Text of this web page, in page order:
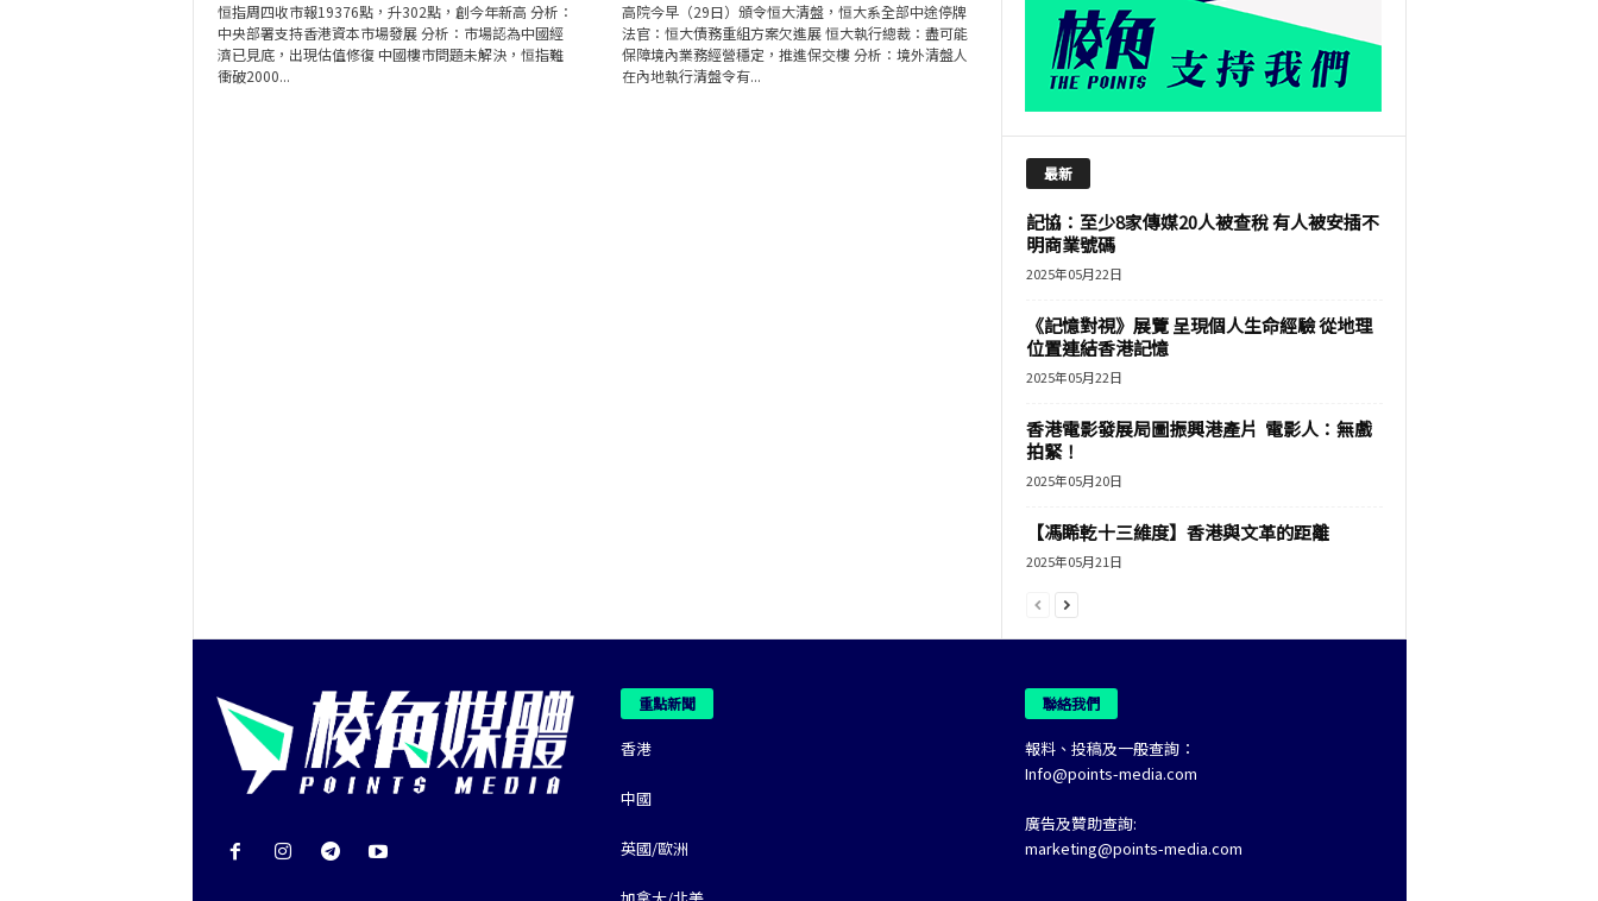
恒指周四收市報19376點，升302點，創今年新高 分析：
中央部署支持香港資本市場發展 分析：市場認為中國經
濟已見底，出現估值修復 中國樓市問題未解決，恒指難
衝破2000...
高院今早（29日）頒令恒大清盤，恒大系全部中途停牌
法官：恒大債務重組方案欠進展 恒大執行總裁：盡可能
保障境內業務經營穩定，推進保交樓 分析：境外清盤人
在內地執行清盤令有...
最新
記協：至少8家傳媒20人被查稅 有人被安插不
明商業號碼
2025年05月22日
《記憶對視》展覽 呈現個人生命經驗 從地理
位置連結香港記憶
2025年05月22日
香港電影發展局圖振興港產片 電影人：無戲
拍緊！
2025年05月20日
【馮睎乾十三維度】香港與文革的距離
2025年05月21日
重點新聞
香港
中國
英國/歐洲
聯絡我們
報料、投稿及一般查詢：
Info@points-media.com
廣告及贊助查詢:
marketing@points-media.com